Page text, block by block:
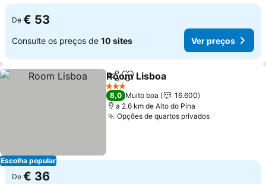
De € 53
Consulte os preços de 10 sites Ver preços
Escolha popular
PartilharAdicionar aos favoritos
Room Lisboa
3 Estrelas
8,0 Muito boa
16.600
a 2.6 km de Alto do Pina
Opções de quartos privados
De € 36